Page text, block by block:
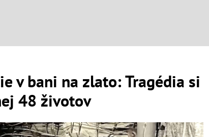
v bani na zlato: Tragédia si
48 životov